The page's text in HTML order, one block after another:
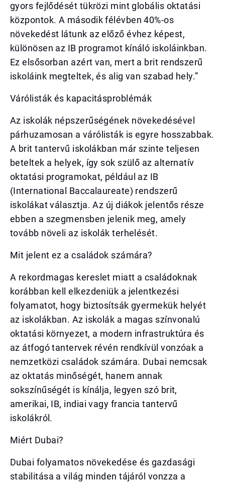
gyors fejlődését tükrözi mint globális oktatási
központok. A második félévben 40%-os
növekedést látunk az előző évhez képest,
különösen az IB programot kínáló iskoláinkban.
Ez elsősorban azért van, mert a brit rendszerű
iskoláink megteltek, és alig van szabad hely.”
Várólisták és kapacitásproblémák
Az iskolák népszerűségének növekedésével
párhuzamosan a várólisták is egyre hosszabbak.
A brit tantervű iskolákban már szinte teljesen
beteltek a helyek, így sok szülő az alternatív
oktatási programokat, például az IB
(International Baccalaureate) rendszerű
iskolákat választja. Az új diákok jelentős része
ebben a szegmensben jelenik meg, amely
tovább növeli az iskolák terhelését.
Mit jelent ez a családok számára?
A rekordmagas kereslet miatt a családoknak
korábban kell elkezdeniük a jelentkezési
folyamatot, hogy biztosítsák gyermekük helyét
az iskolákban. Az iskolák a magas színvonalú
oktatási környezet, a modern infrastruktúra és
az átfogó tantervek révén rendkívül vonzóak a
nemzetközi családok számára. Dubai nemcsak
az oktatás minőségét, hanem annak
sokszínűségét is kínálja, legyen szó brit,
amerikai, IB, indiai vagy francia tantervű
iskolákról.
Miért Dubai?
Dubai folyamatos növekedése és gazdasági
stabilitása a világ minden tájáról vonzza a